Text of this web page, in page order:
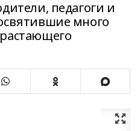
педагоги и
много